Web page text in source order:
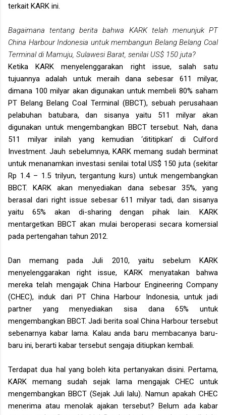
terkait KARK ini.
Bagaimana tentang berita bahwa KARK telah menunjuk PT
China Harbour Indonesia untuk membangun Belang Belang Coal
Terminal di Mamuju, Sulawesi Barat, senilai US$ 150 juta?
Ketika KARK menyelenggarakan right issue, salah satu
tujuannya adalah untuk meraih dana sebesar 611 milyar,
dimana 100 milyar akan digunakan untuk membeli 80% saham
PT Belang Belang Coal Terminal (BBCT), sebuah perusahaan
pelabuhan batubara, dan sisanya yaitu 511 milyar akan
digunakan untuk mengembangkan BBCT tersebut. Nah, dana
511 milyar inilah yang kemudian ‘dititipkan’ di Culford
Investment. Jauh sebelumnya, KARK memang sudah berminat
untuk menanamkan investasi senilai total US$ 150 juta (sekitar
Rp 1.4 – 1.5 trilyun, tergantung kurs) untuk mengembangkan
BBCT. KARK akan menyediakan dana sebesar 35%, yang
berasal dari right issue sebesar 611 milyar tadi, dan sisanya
yaitu 65% akan di-sharing dengan pihak lain. KARK
mentargetkan BBCT akan mulai beroperasi secara komersial
pada pertengahan tahun 2012.
Dan memang pada Juli 2010, yaitu sebelum KARK
menyelenggarakan right issue, KARK menyatakan bahwa
mereka telah mengajak China Harbour Engineering Company
(CHEC), induk dari PT China Harbour Indonesia, untuk jadi
partner yang menyediakan sisa dana 65% untuk
mengembangkan BBCT. Jadi berita soal China Harbour tersebut
sebenarnya kabar lama. Kalau anda baru membacanya baru-
baru ini, berarti kabar tersebut sengaja ditiupkan kembali.
Terdapat dua hal yang boleh kita pertanyakan disini. Pertama,
KARK memang sudah sejak lama mengajak CHEC untuk
mengembangkan BBCT (Sejak Juli lalu). Namun apakah CHEC
menerima atau menolak ajakan tersebut? Belum ada kabar